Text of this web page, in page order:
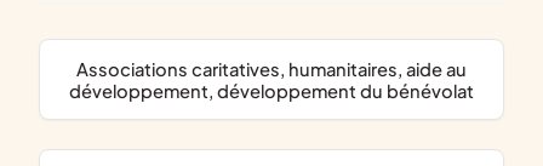
associations caritatives, humanitaires, aide au
développement, développement du bénévolat